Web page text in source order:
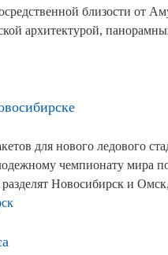
близости от
архитектурой,
для нового ледового
чемпионату мира
Новосибирск и